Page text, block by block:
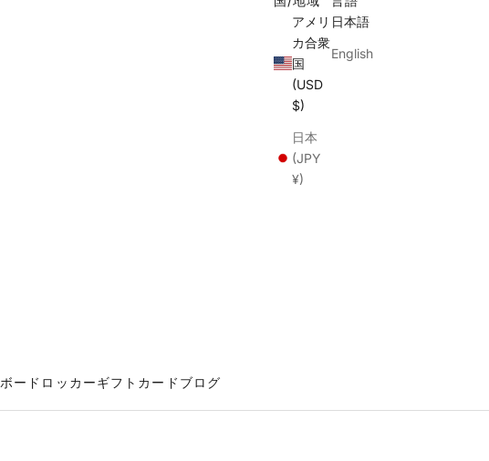
ボードロッカーギフトカード ブログ
アメリ
カ合衆
国
(USD
$)
日本
(JPY
¥)
日本語
English